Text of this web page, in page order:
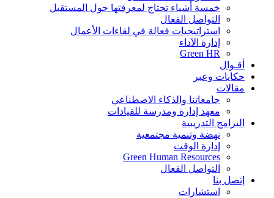
خمسة أشياء تحتاج لمعرفتها حول المستقبل
التواصل الفعال
استراتيجيات فعالة في لقاءات الأعمال
إدارة الآداء
Green HR
أقـوال
حكايات وعبر
مقالات
جامعاتنا والذكاء الاصطناعي
معهد إدارة ومدرسة للقيادات
البرامج التدريبية
نهضة وتنمية مجتمعية
إدارة الوقت
Green Human Resources
التواصل الفعال
إتصل بنا
استشارات